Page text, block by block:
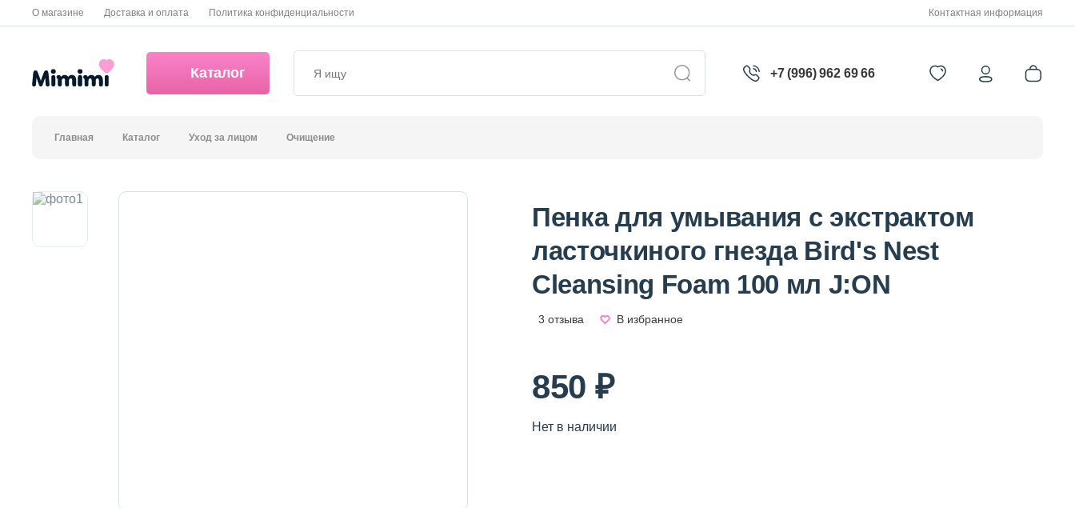
О магазине Доставка и оплата Политика конфиденциальности Контактная информация
Каталог +7 (996) 962 69 66
Главная Каталог Уход за лицом Очищение
Пенка для умывания с экстрактом
ласточкиного гнезда Bird's Nest
Cleansing Foam 100 мл J:ON
3 отзыва В избранное
850 ₽
Нет в наличии